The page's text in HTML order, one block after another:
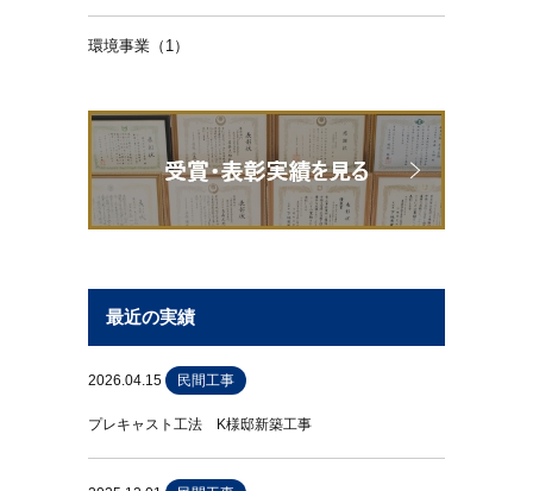
環境事業（1）
最近の実績
2026.04.15 民間工事
プレキャスト工法 K様邸新築工事